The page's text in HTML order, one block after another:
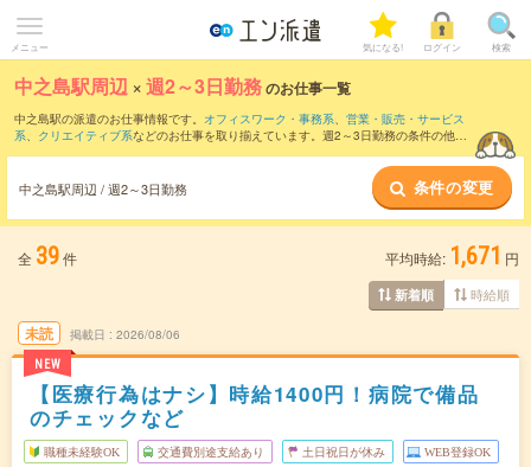
メニュー 気になる! ログイン 検索
中之島駅周辺 ×週2～3日勤務のお仕事一覧
中之島駅の派遣のお仕事情報です。 オフィスワーク・事務系、 営業・販売・サービス
系、 クリエイティブ系などのお仕事を取り揃えています。週2～3日勤務の条件の他
中之島駅周辺 / 週2～3日勤務 条件の変更
全 39件 平均時給: 1,671 円
新着順 時給順
未読
NEW
掲載日 2026/08/06
【医療行為はナシ】時給1400円！病院で備品
のチェックなど
職種未経験OK 交通費別途支給あり 土日祝日が休み WEB登録OK